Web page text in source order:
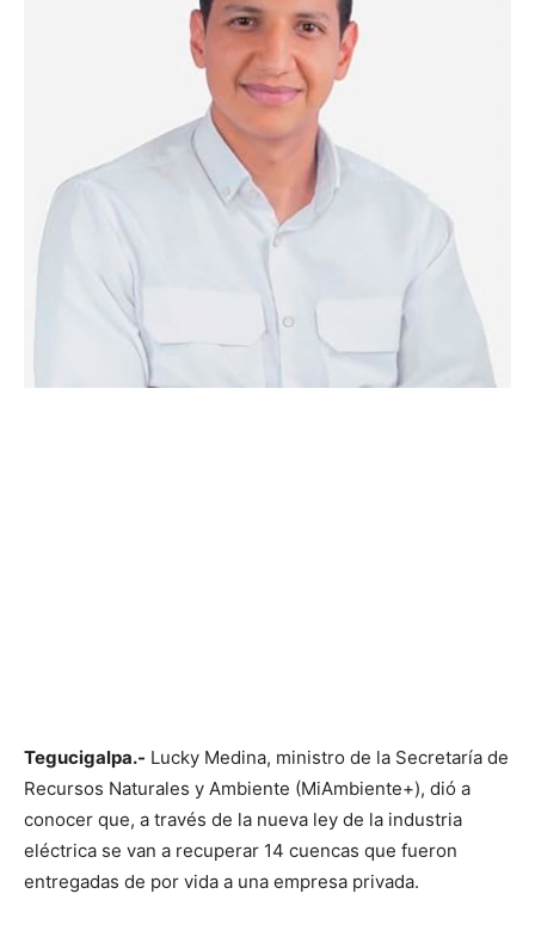
Tegucigalpa.- Lucky Medina, ministro de la Secretaría de
Recursos Naturales y Ambiente (MiAmbiente+), dió a
conocer que, a través de la nueva ley de la industria
eléctrica se van a recuperar 14 cuencas que fueron
entregadas de por vida a una empresa privada.